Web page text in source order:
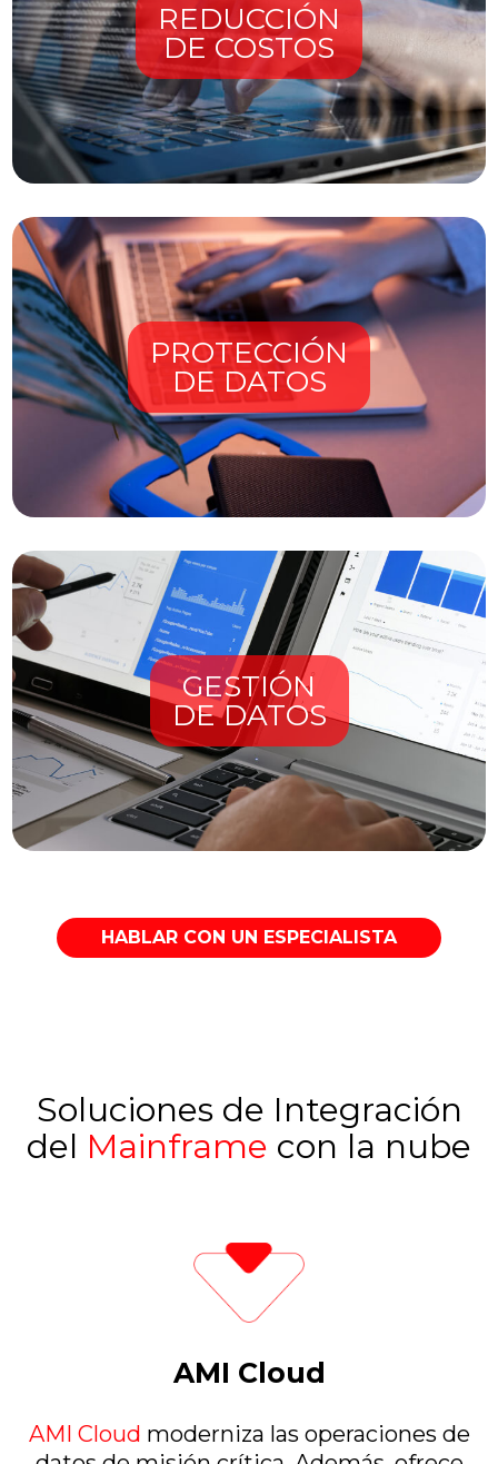
REDUCCIÓN
DE COSTOS
PROTECCIÓN
DE DATOS
GESTIÓN
DE DATOS
HABLAR CON UN ESPECIALISTA
Soluciones de Integración
del Mainframe con la nube
AMI Cloud
AMI Cloud moderniza las operaciones de